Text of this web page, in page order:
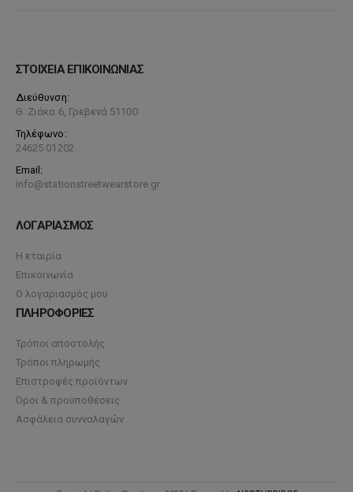
ΣΤΟΙΧΕΙΑ ΕΠΙΚΟΙΝΩΝΙΑΣ
Διεύθυνση:
Θ. Ζιάκα 6, Γρεβενά 51100
Τηλέφωνο:
24625 01202
Email:
info@stationstreetwearstore.gr
ΛΟΓΑΡΙΑΣΜΟΣ
Η εταιρία
Επικοινωνία
Ο λογαριασμός μου
ΠΛΗΡΟΦΟΡΙΕΣ
Τρόποι αποστολής
Τρόποι πληρωμής
Επιστροφές προϊόντων
Όροι & προϋποθέσεις
Ασφάλεια συνναλαγών